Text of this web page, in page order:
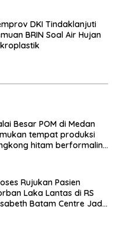
DKI Tindaklanjuti
BRIN Soal Air Hujan
Besar POM di Medan
tempat produksi
hitam berformalin
Rujukan Pasien
Laka Lantas di RS
Batam Centre Jadi